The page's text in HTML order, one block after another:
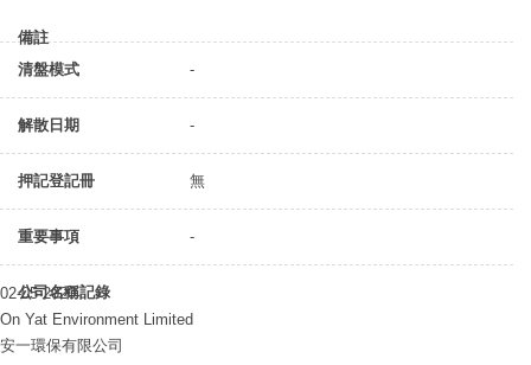
備註
清盤模式
-
解散日期 -
押記登記冊 無
重要事項 -
公司名稱記錄
02-05-2020
On Yat Environment Limited
安一環保有限公司